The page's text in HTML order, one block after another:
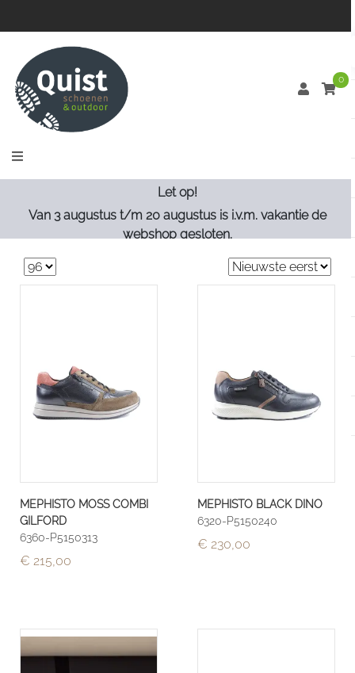
0
Let op!
Van 3 augustus t/m 20 augustus is i.v.m. vakantie de
webshop gesloten.
MEPHISTO MOSS COMBI
GILFORD
6360-P5150313
€ 215,00
MEPHISTO BLACK DINO
6320-P5150240
€ 230,00